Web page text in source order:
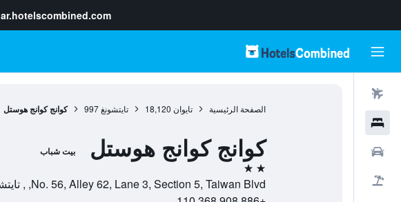
ar.hotelscombined.com
الصفحة الرئيسية تايوان 18,120 تايتشونغ 997 كوانج كوانج هوستل
كوانج كوانج هوستل بيت شباب
2 نجمتين
No. 56, Alley 62, Lane 3, Section 5, Taiwan Blvd, , تايتشونغ, Taichung, تايوان